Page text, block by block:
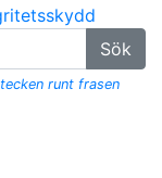
Sök
runt frasen